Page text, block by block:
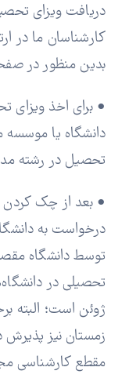
دریافت ویزای
کارشناسان ما در
بدین منظور در
• برای اخذ ویزای
دانشگاه یا موسسه
تحصیل در رشته
• بعد از چک کردن
درخواست به
توسط دانشگاه
تحصیلی در
ژوئن است؛ البته
زمستان نیز پذیرش
مقطع کارشناسی